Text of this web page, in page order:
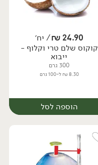
יח׳
24.90
₪/ יח׳
קוקוס שלם טרי וקלוף -
ייבוא
300 גרם
8.30 ₪ ל-100 גרם
הוספה לסל